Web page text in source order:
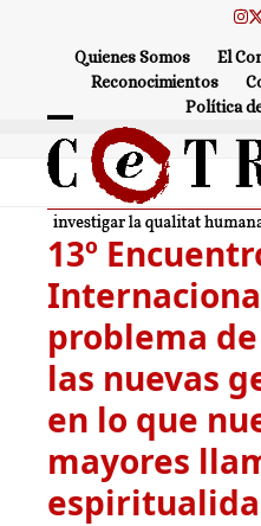
Quienes Somos El
Reconocimientos
Política
Open
mobile
menu
Close
mobile
menu
13º
problema
las nuevas
en lo que
mayores